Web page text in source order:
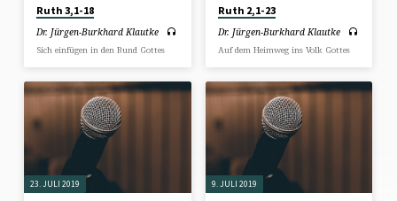
Ruth 3,1-18
Dr. Jürgen-Burkhard Klautke
Sich einfügen in den Bund Gottes
Ruth 2,1-23
Dr. Jürgen-Burkhard Klautke
Auf dem Heimweg ins Volk Gottes
23. JULI 2019 9. JULI 2019